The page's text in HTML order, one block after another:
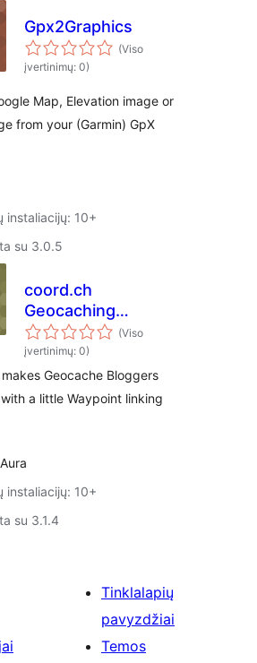
Gpx2Graphics
(Viso
įvertinimų: 0)
Map, Elevation image or
from your (Garmin) GpX
instaliacijų: 10+
su 3.0.5
coord.ch
Geocaching
shortcut
(Viso
įvertinimų: 0)
Geocache Bloggers
a little Waypoint linking
instaliacijų: 10+
su 3.1.4
Tinklalapių
pavyzdžiai
Temos